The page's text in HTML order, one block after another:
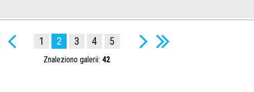
1 2 3 4 5
Znaleziono galerii: 42